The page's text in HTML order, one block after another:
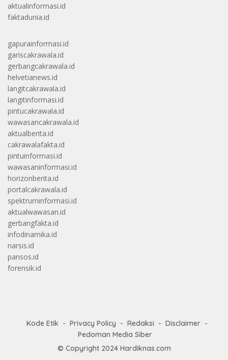
aktualinformasi.id
faktadunia.id
gapurainformasi.id
gariscakrawala.id
gerbangcakrawala.id
helvetianews.id
langitcakrawala.id
langitinformasi.id
pintucakrawala.id
wawasancakrawala.id
aktualberita.id
cakrawalafakta.id
pintuinformasi.id
wawasaninformasi.id
horizonberita.id
portalcakrawala.id
spektruminformasi.id
aktualwawasan.id
gerbangfakta.id
infodinamika.id
narsis.id
pansos.id
forensik.id
Kode Etik Privacy Policy Redaksi
Disclaimer
Pedoman Media Siber
© Copyright 2024 Hardiknas.com